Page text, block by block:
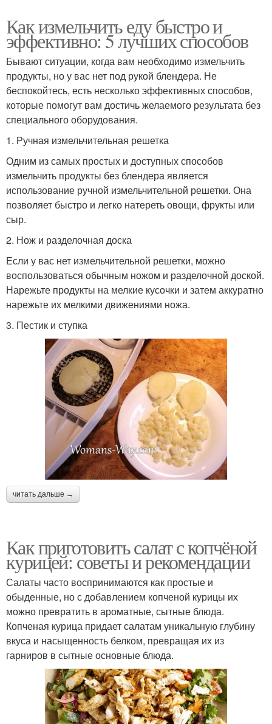
Как измельчить еду быстро и
эффективно: 5 лучших способов
Бывают ситуации, когда вам необходимо измельчить
продукты, но у вас нет под рукой блендера. Не
беспокойтесь, есть несколько эффективных способов,
которые помогут вам достичь желаемого результата без
специального оборудования.
1. Ручная измельчительная решетка
Одним из самых простых и доступных способов
измельчить продукты без блендера является
использование ручной измельчительной решетки. Она
позволяет быстро и легко натереть овощи, фрукты или
сыр.
2. Нож и разделочная доска
Если у вас нет измельчительной решетки, можно
воспользоваться обычным ножом и разделочной доской.
Нарежьте продукты на мелкие кусочки и затем аккуратно
нарежьте их мелкими движениями ножа.
3. Пестик и ступка
читать дальше →
Как приготовить салат с копчёной
курицей: советы и рекомендации
Салаты часто воспринимаются как простые и
обыденные, но с добавлением копченой курицы их
можно превратить в ароматные, сытные блюда.
Копченая курица придает салатам уникальную глубину
вкуса и насыщенность белком, превращая их из
гарниров в сытные основные блюда.